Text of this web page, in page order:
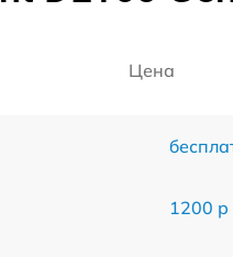
Цена
1200 р